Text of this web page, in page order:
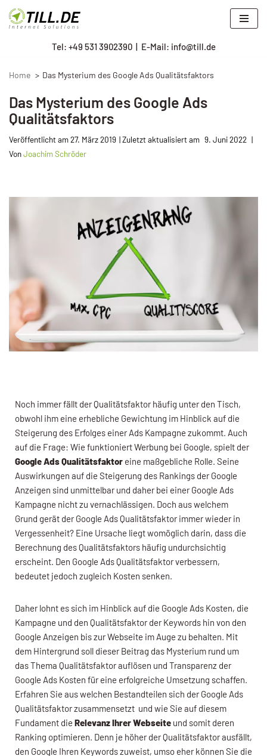
Zum
Tel: +49 531 3902390| E-Mail: info@till.de
Home Das Mysterium des Google Ads Qualitätsfaktors
Das Mysterium des Google Ads
Qualitätsfaktors
Veröffentlicht am27. März 2019
9. Juni 2022
VonJoachim Schröder
Noch immer fällt der Qualitätsfaktor häufig unter den Tisch,
obwohl ihm eine erhebliche Gewichtung im Hinblick auf die
Steigerung des Erfolges einer Ads Kampagne zukommt. Auch
auf die Frage: Wie funktioniert Werbung bei Google, spielt der
Google Ads Qualitätsfaktor eine maßgebliche Rolle. Seine
Auswirkungen auf die Steigerung des Rankings der Google
Anzeigen sind unmittelbar und daher bei einer Google Ads
Kampagne nicht zu vernachlässigen. Doch aus welchem
Grund gerät der Google Ads Qualitätsfaktor immer wieder in
Vergessenheit? Eine Ursache liegt womöglich darin, dass die
Berechnung des Qualitätsfaktors häufig undurchsichtig
erscheint. Den Google Ads Qualitätsfaktor verbessern,
bedeutet jedoch zugleich Kosten senken.
Daher lohnt es sich im Hinblick auf die Google Ads Kosten, die
Kampagne und den Qualitätsfaktor der Keywords hin von den
Google Anzeigen bis zur Webseite im Auge zu behalten. Mit
dem Hintergrund soll dieser Beitrag das Mysterium rund um
das Thema Qualitätsfaktor auflösen und Transparenz der
Google Ads Kosten für eine erfolgreiche Umsetzung schaffen.
Erfahren Sie aus welchen Bestandteilen sich der Google Ads
Qualitätsfaktor zusammensetzt und wie Sie auf diesem
Fundament die Relevanz Ihrer Webseite und somit deren
Ranking optimieren. Denn je höher der Qualitätsfaktor ausfällt,
den Google Ihren Keywords zuweist, umso eher können Sie die